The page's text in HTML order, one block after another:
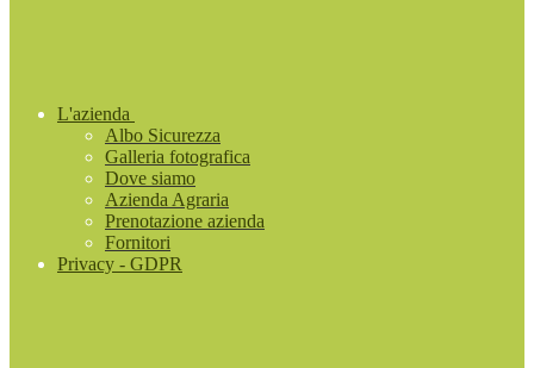
L'azienda
Albo Sicurezza
Galleria fotografica
Dove siamo
Azienda Agraria
Prenotazione azienda
Fornitori
Privacy - GDPR